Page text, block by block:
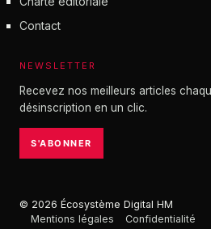
Contact
NEWSLETTER
Recevez nos meilleurs articles
désinscription en un clic.
S'ABONNER
© 2026 Écosystème Digital HM
Mentions légales
Confidentialité